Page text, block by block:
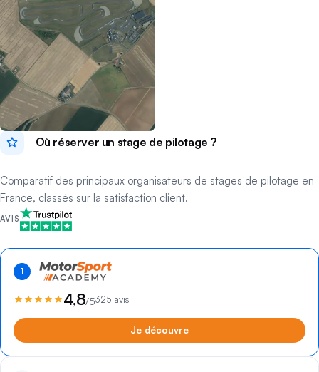
Où réserver un stage de pilotage ?
Comparatif des principaux organisateurs de stages de pilotage en
France, classés sur la satisfaction client.
AVIS
1
4,8/5325 avis
Je découvre